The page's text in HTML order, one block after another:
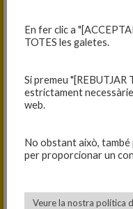
En fer clic a
TOTES les galetes.
Si premeu "[REBUTJAR
estrictament
web.
No obstant això,
per proporcionar un
Veure la nostra política